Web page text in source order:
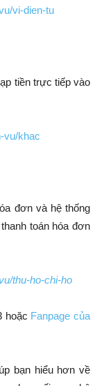
vi-dien-tu
tiền trực tiếp vào
vu/khac
đơn và hệ thống
toán hóa đơn
thu-ho-chi-ho
hoặc Fanpage của
bạn hiểu hơn về